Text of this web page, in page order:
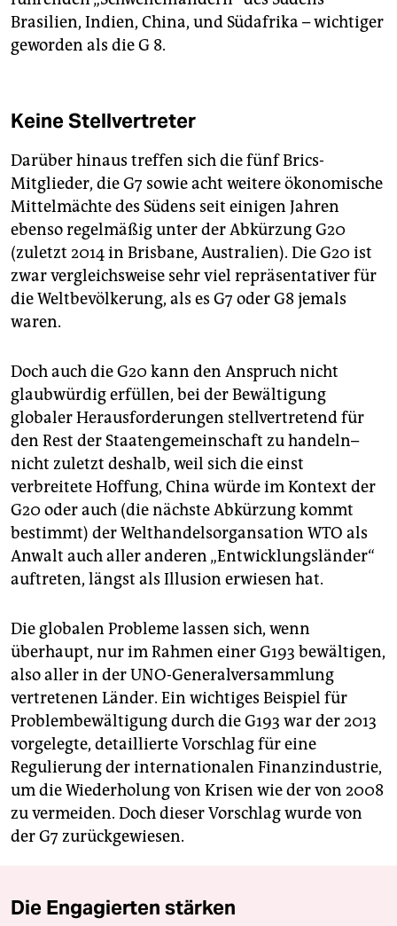
Brasilien, Indien, China, und Südafrika – wichtiger
geworden als die G 8.
Keine Stellvertreter
Darüber hinaus treffen sich die fünf Brics-
Mitglieder, die G7 sowie acht weitere ökonomische
Mittelmächte des Südens seit einigen Jahren
ebenso regelmäßig unter der Abkürzung G20
(zuletzt 2014 in Brisbane, Australien). Die G20 ist
zwar vergleichsweise sehr viel repräsentativer für
die Weltbevölkerung, als es G7 oder G8 jemals
waren.
Doch auch die G20 kann den Anspruch nicht
glaubwürdig erfüllen, bei der Bewältigung
globaler Herausforderungen stellvertretend für
den Rest der Staatengemeinschaft zu handeln–
nicht zuletzt deshalb, weil sich die einst
verbreitete Hoffung, China würde im Kontext der
G20 oder auch (die nächste Abkürzung kommt
bestimmt) der Welthandelsorgansation WTO als
Anwalt auch aller anderen „Entwicklungsländer“
auftreten, längst als Illusion erwiesen hat.
Die globalen Probleme lassen sich, wenn
überhaupt, nur im Rahmen einer G193 bewältigen,
also aller in der UNO-Generalversammlung
vertretenen Länder. Ein wichtiges Beispiel für
Problembewältigung durch die G193 war der 2013
vorgelegte, detaillierte Vorschlag für eine
Regulierung der internationalen Finanzindustrie,
um die Wiederholung von Krisen wie der von 2008
zu vermeiden. Doch dieser Vorschlag wurde von
der G7 zurückgewiesen.
Die Engagierten stärken